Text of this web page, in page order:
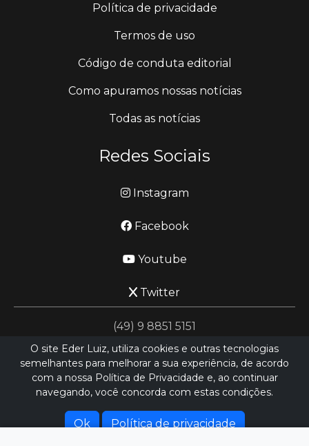
Política de privacidade
Termos de uso
Código de conduta editorial
Como apuramos nossas notícias
Todas as notícias
Redes Sociais
Instagram
Facebook
Youtube
Twitter
(49) 9 8851 5151
jornalismo@ederluiz.com.vc
Hospedado porHEXIO CLOUD
O site Eder Luiz, utiliza cookies e outras tecnologias
semelhantes para melhorar a sua experiência, de acordo
com a nossa Política de Privacidade e, ao continuar
navegando, você concorda com estas condições.
Ok Política de privacidade